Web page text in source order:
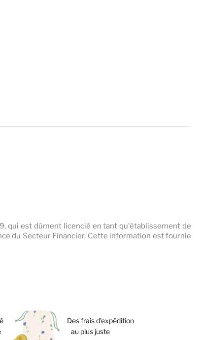
qui est dûment licencié en tant qu'établissement de
du Secteur Financier. Cette information est fournie
Des frais d'expédition
au plus juste